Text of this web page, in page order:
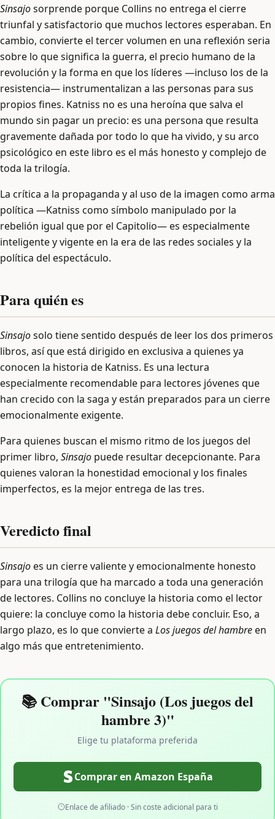
Sinsajosorprende porque Collins no entrega el cierre
triunfal y satisfactorio que muchos lectores esperaban. En
cambio, convierte el tercer volumen en una reflexión seria
sobre lo que significa la guerra, el precio humano de la
revolución y la forma en que los líderes —incluso los de la
resistencia— instrumentalizan a las personas para sus
propios fines. Katniss no es una heroína que salva el
mundo sin pagar un precio: es una persona que resulta
gravemente dañada por todo lo que ha vivido, y su arco
psicológico en este libro es el más honesto y complejo de
toda la trilogía.
La crítica a la propaganda y al uso de la imagen como arma
política —Katniss como símbolo manipulado por la
rebelión igual que por el Capitolio— es especialmente
inteligente y vigente en la era de las redes sociales y la
política del espectáculo.
Para quién es
Sinsajosolo tiene sentido después de leer los dos primeros
libros, así que está dirigido en exclusiva a quienes ya
conocen la historia de Katniss. Es una lectura
especialmente recomendable para lectores jóvenes que
han crecido con la saga y están preparados para un cierre
emocionalmente exigente.
Para quienes buscan el mismo ritmo de los juegos del
primer libro, Sinsajo puede resultar decepcionante. Para
quienes valoran la honestidad emocional y los finales
imperfectos, es la mejor entrega de las tres.
Veredicto final
Sinsajoes un cierre valiente y emocionalmente honesto
para una trilogía que ha marcado a toda una generación
de lectores. Collins no concluye la historia como el lector
quiere: la concluye como la historia debe concluir. Eso, a
largo plazo, es lo que convierte a Los juegos del hambreen
algo más que entretenimiento.
📚 Comprar "Sinsajo (Los juegos del
hambre 3)"
Elige tu plataforma preferida
Comprar en Amazon España
Enlace de afiliado · Sin coste adicional para ti